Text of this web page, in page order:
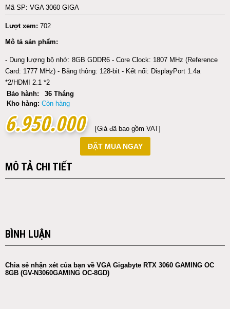
Mã SP: VGA 3060 GIGA
Lượt xem: 702
Mô tả sản phẩm:
- Dung lượng bộ nhớ: 8GB GDDR6 - Core Clock: 1807 MHz (Reference
Card: 1777 MHz) - Băng thông: 128-bit - Kết nối: DisplayPort 1.4a
*2/HDMI 2.1 *2
Bảo hành:
36 Tháng
Kho hàng: Còn hàng
6.950.000
6.950.000 [Giá đã bao gồm VAT]
ĐẶT MUA NGAY
MÔ TẢ CHI TIẾT
BÌNH LUẬN
Chia sẻ nhận xét của bạn về VGA Gigabyte RTX 3060 GAMING OC
8GB (GV-N3060GAMING OC-8GD)